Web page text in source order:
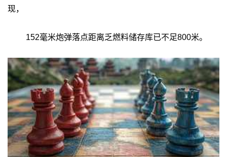
现，
152毫米炮弹落点距离乏燃料储存库已不足800米。